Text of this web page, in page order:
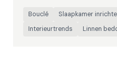
Bouclé Slaapkamer
Interieurtrends
Linnen